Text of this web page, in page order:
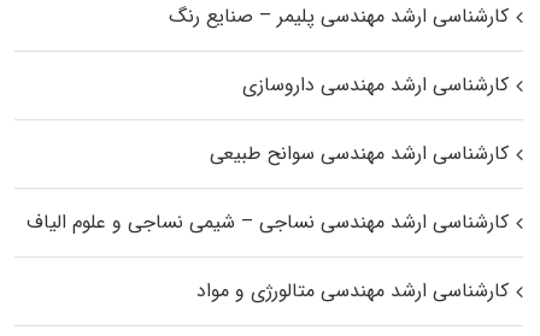
کارشناسی ارشد مهندسی پلیمر – صنایع رنگ
کارشناسی ارشد مهندسی داروسازی
کارشناسی ارشد مهندسی سوانح طبیعی
کارشناسی ارشد مهندسی نساجی – شیمی نساجی و علوم الیاف
کارشناسی ارشد مهندسی متالورژی و مواد